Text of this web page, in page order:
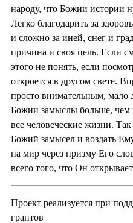
народу, что Божии истории
Легко благодарить за
и сложно за иней, снег и
причина и своя цель. Если
этого не понять, если
откроется в другом свете.
просто внимательным, мало
Божии замыслы больше, чем
все человеческие жизни.
Божий замысел и воздать
на мир через призму Его
всего того, что Он
Проект реализуется при
грантов